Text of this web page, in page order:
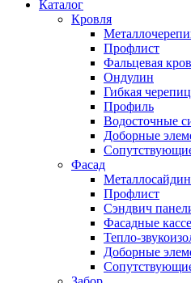
Каталог
Кровля
Профлист
Фальцевая
Ондулин
Гибкая
Профиль
Водосточные
Доборные
Фасад
Профлист
Сэндвич
Фасадные
Тепло-
Доборные